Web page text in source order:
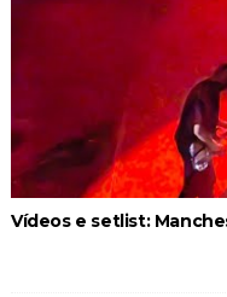
Vídeos e setlist: